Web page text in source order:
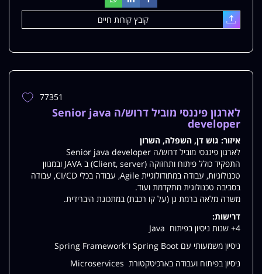
עלאת
קובץ קורות חיים
הוספת
77351
לארגון פיננסי מוביל דרוש/ה Senior java
developer
איזור: גוש דן, השפלה, השרון
לארגון פיננסי מוביל דרוש/ה Senior java developer
התפקיד כולל פיתוח ותחזוקה (Client, server) ב JAVA ובמגוון
טכנולוגיות, עבודה במתודולוגיית Agile, עבודה בכלי CI/CD, עבודה
בסביבה טכנולוגית מתקדמת ועוד.
משרה מלאה ברמת גן (על קו רכבת) במתכונת היברידית.
דרישות:
4+ שנות ניסיון בפיתוח Java
ניסיון משמעותי עם Spring Boot ו־Spring Framework
ניסיון בפיתוח ועבודה בארכיטקטורת Microservices